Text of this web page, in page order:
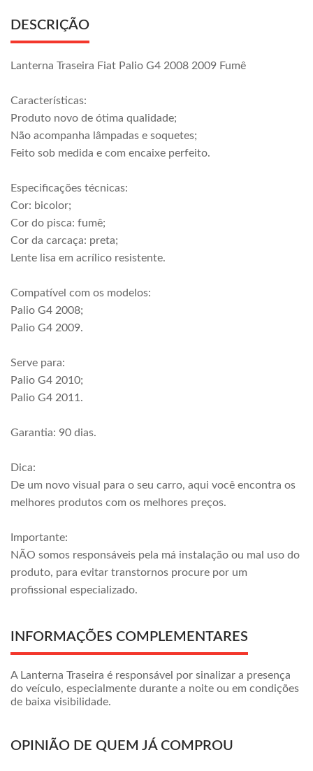
DESCRIÇÃO
Lanterna Traseira Fiat Palio G4 2008 2009 Fumê
Características:
Produto novo de ótima qualidade;
Não acompanha lâmpadas e soquetes;
Feito sob medida e com encaixe perfeito.
Especificações técnicas:
Cor: bicolor;
Cor do pisca: fumê;
Cor da carcaça: preta;
Lente lisa em acrílico resistente.
Compatível com os modelos:
Palio G4 2008;
Palio G4 2009.
Serve para:
Palio G4 2010;
Palio G4 2011.
Garantia: 90 dias.
Dica:
De um novo visual para o seu carro, aqui você encontra os
melhores produtos com os melhores preços.
Importante:
NÃO somos responsáveis pela má instalação ou mal uso do
produto, para evitar transtornos procure por um
profissional especializado.
INFORMAÇÕES COMPLEMENTARES
A Lanterna Traseira é responsável por sinalizar a presença
do veículo, especialmente durante a noite ou em condições
de baixa visibilidade.
OPINIÃO DE QUEM JÁ COMPROU